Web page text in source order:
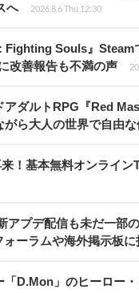
へ
2026.8.6 Thu 12:30
Fighting Souls』
改善報告も不満の声
アダルトRPG『Red
ら大人の世界で自由
！基本無料オンライ
アプデ配信も未だ一部
ーラムや海外掲示板に
「D.Mon」のヒーロー